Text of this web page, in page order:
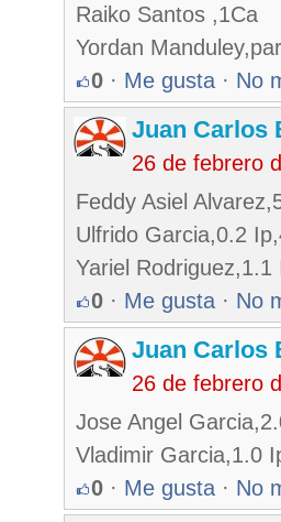
Raiko Santos ,1Ca
Yordan
0 · Me gusta · No
Juan Carlos
26 de febrero
Feddy Asiel
Ulfrido Garcia,0.2
Yariel
0 · Me gusta · No
Juan Carlos
26 de febrero
Jose Angel
Vladimir Garcia,1.0
0 · Me gusta · No